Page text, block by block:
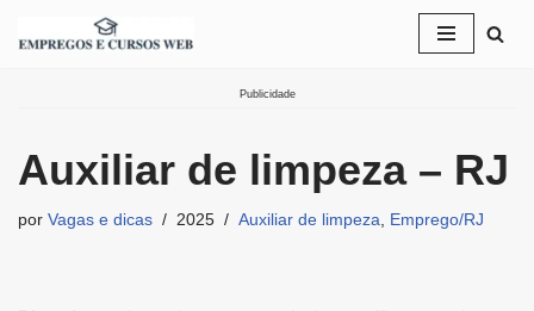
Publicidade
Auxiliar de limpeza – RJ
por Vagas e dicas 2025 Auxiliar de limpeza Emprego/RJ